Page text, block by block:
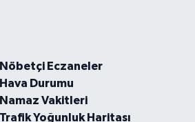
Eczaneler
Durumu
Vakitleri
Yoğunluk Haritası